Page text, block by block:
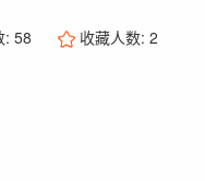
: 58 收藏人数:2